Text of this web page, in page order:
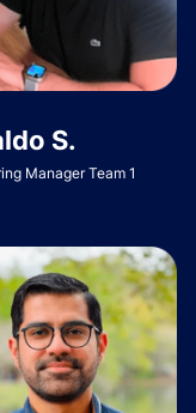
S.
Manager Team 1